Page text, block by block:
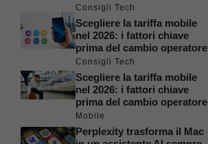
Consigli Tech
Scegliere la tariffa mobile
nel 2026: i fattori chiave
prima del cambio operatore
Consigli Tech
Scegliere la tariffa mobile
nel 2026: i fattori chiave
prima del cambio operatore
Mobile
Perplexity trasforma il Mac